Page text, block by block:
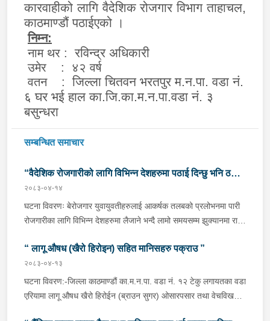
कारवाहीको लागि वैदेशिक रोजगार विभाग ताहाचल,
काठमाण्डौं पठाईएको ।
निम्न:
नाम थर :रविन्द्र अधिकारी
उमेर : ४२ वर्ष
वतन : जिल्ला चितवन भरतपुर म.न.पा. वडा नं.
६ घर भई हाल का.जि.का.म.न.पा.वडा नं. ३
बसुन्धरा
सम्बन्धित समाचार
“वैदेशिक रोजगारीको लागि विभिन्न देशहरुमा पठाई दिन्छु भनि ठगी
गर्ने व्यक्तिहरु पक्राउ"
२०८३-०४-१४
घटना विवरणः बेरोजगार युवायुवतीहरुलाई आकर्षक तलबको प्रलोभनमा पारी
रोजगारीका लागि विभिन्न देशहरुमा लैजाने भन्दै लामो समयसम्म झुक्यानमा राखि
अनुसन्धान हुँदा विदेश पठाउने भनि ठगी गर्ने निम्न प्रतिवादीहरुलाई काठमाडौं
उपत्यकाका विभिन्न स्थानहरुबाट पक्राउ गरी थप अनुसन्धान तथा आवश्यक
कारवाहीको लागि वैदेशिक रोजगार विभाग ताहाचल, काठमाडौं पठाईएको ।
पक्राउ व्यक्तिहरुको विवरणः-१. नाम थर :- पवन कुमार के.सी.
“ लागू औषध (खैरो हिरोइन) सहित मानिसहरु पक्राउ ”
२०८३-०४-१३
घटना विवरण:-जिल्ला काठमाण्डौं का.म.न.पा. वडा नं. १२ टेकु लगायतका वडा
एरियामा लागू औषध खैरो हिरोईन (ब्राउन सुगर) ओसारपसार तथा वेचविखन